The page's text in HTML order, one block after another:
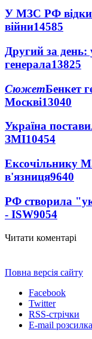
У МЗС РФ
війни14585
Другий за
генерала13825
СюжетБенкет
Москві13040
Україна
ЗМІ10454
Ексочільнику
в'язниця9640
РФ створила
- ISW9054
Читати коментарі
Повна версія сайту
Facebook
Twitter
RSS-стрічки
E-mail розсилка